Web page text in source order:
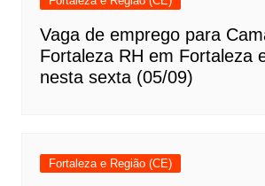
Vaga de emprego para
Fortaleza RH em Fortaleza
nesta sexta (05/09)
Fortaleza e Região (CE)